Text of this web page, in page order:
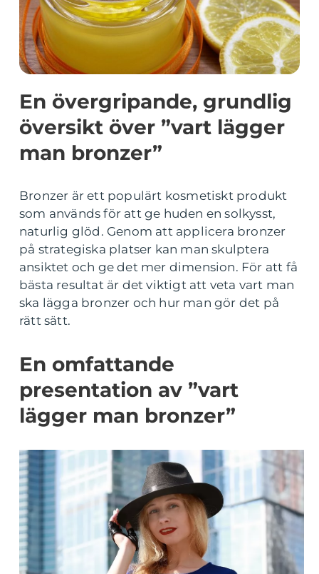
En övergripande, grundlig
översikt över ”vart lägger
man bronzer”
Bronzer är ett populärt kosmetiskt produkt
som används för att ge huden en solkysst,
naturlig glöd. Genom att applicera bronzer
på strategiska platser kan man skulptera
ansiktet och ge det mer dimension. För att få
bästa resultat är det viktigt att veta vart man
ska lägga bronzer och hur man gör det på
rätt sätt.
En omfattande
presentation av ”vart
lägger man bronzer”